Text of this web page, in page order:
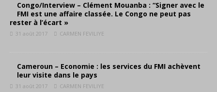
Congo/Interview – Clément Mouanba : “Signer avec le
FMI est une affaire classée. Le Congo ne peut pas
rester à l’écart »
31 août 2017 CARMEN FEVILIYE
Cameroun – Economie : les services du FMI achèvent
leur visite dans le pays
31 août 2017 CARMEN FEVILIYE